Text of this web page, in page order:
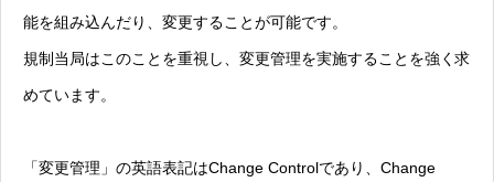
能を組み込んだり、変更することが可能です。
規制当局はこのことを重視し、変更管理を実施することを強く求
めています。
「変更管理」の英語表記はChange Controlであり、Change